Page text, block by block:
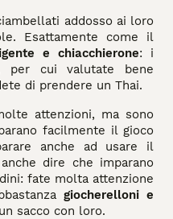
addosso ai loro
Esattamente come il
e chiacchierone: i
per cui valutate bene
di prendere un Thai.
attenzioni, ma sono
facilmente il gioco
anche ad usare il
dire che imparano
fate molta attenzione
giocherelloni e
sacco con loro.